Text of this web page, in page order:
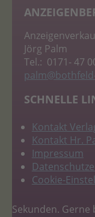
Jörg Palm
Tel.: 0171- 47
palm
SCHNELLE
Kontakt
Kontakt Hr.
Impressum
Cookie-
Sekunden. Gerne